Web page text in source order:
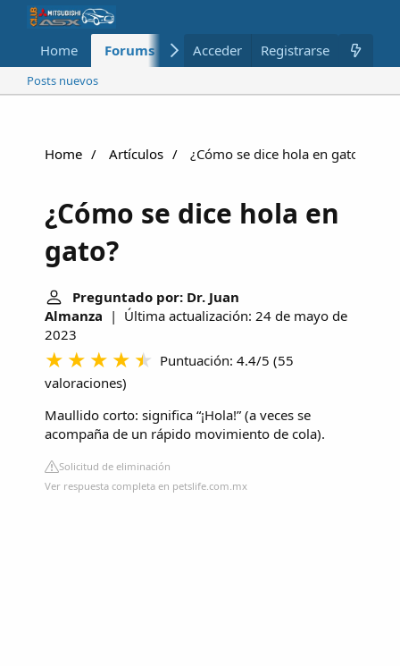
Home Forums Nuevo Miembros
Acceder Registrarse
Posts nuevos
Home Artículos ¿Cómo se dice hola en gato?
¿Cómo se dice hola en
gato?
Preguntado por: Dr. Juan
Almanza | Última actualización: 24 de mayo de
2023
Puntuación: 4.4/5 (55
valoraciones)
Maullido corto: significa “¡Hola!” (a veces se
acompaña de un rápido movimiento de cola).
Solicitud de eliminación
Ver respuesta completa en petslife.com.mx